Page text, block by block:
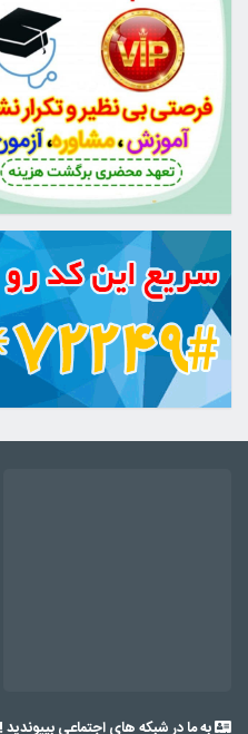
به ما در شبکه های اجتماعی بپیوندید !